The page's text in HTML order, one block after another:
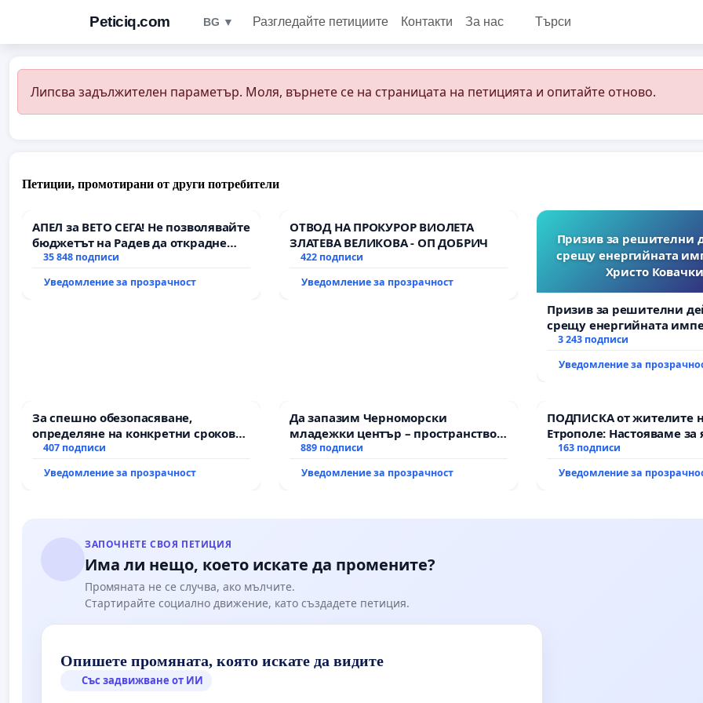
Peticiq.com BG ▼ Разгледайте петициите Контакти За нас Търси
Липсва задължителен параметър. Моля, върнете се на страницата на петицията и опитайте отново.
Петиции, промотирани от други потребители
АПЕЛ за ВЕТО СЕГА! Не позволявайте
бюджетът на Радев да открадне
парите и правата ни в тъмното
35 848 подписи
Уведомление за прозрачност
ОТВОД НА ПРОКУРОР ВИОЛЕТА
ЗЛАТЕВА ВЕЛИКОВА - ОП ДОБРИЧ
422 подписи
Уведомление за прозрачност
Призив за решителни
срещу енергийната
Христо
Призив за решителни
срещу енергийната
Христо Ковачки!
3 243 подписи
Уведомление за
За спешно обезопасяване,
определяне на конкретни срокове
и извършване на цялостна
републиканския път между пътен
407 подписи
Уведомление за прозрачност
Да запазим Черноморски
младежки център – пространство
за младите на Варна
889 подписи
Уведомление за прозрачност
ПОДПИСКА от жителите
Етрополе: Настояваме за
гаранции от “Елаците-
всички екологични
163 подписи
Уведомление за
ЗАПОЧНЕТЕ СВОЯ ПЕТИЦИЯ
Има ли нещо, което искате да промените?
Промяната не се случва, ако мълчите.
Стартирайте социално движение, като създадете петиция.
Опишете промяната, която искате да видите
Със задвижване от ИИ